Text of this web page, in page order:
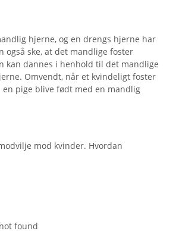
hjerne, og en drengs hjerne har
ske, at det mandlige foster
dannes i henhold til det mandlige
Omvendt, når et kvindeligt foster
pige blive født med en mandlig
mod kvinder. Hvordan
found